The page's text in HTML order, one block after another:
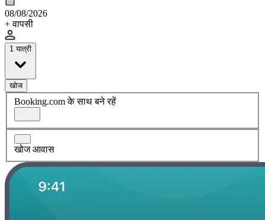
08/08/2026
+ वापसी
1 यात्री
खोज
Booking.com के साथ बने रहें
खोज आवास